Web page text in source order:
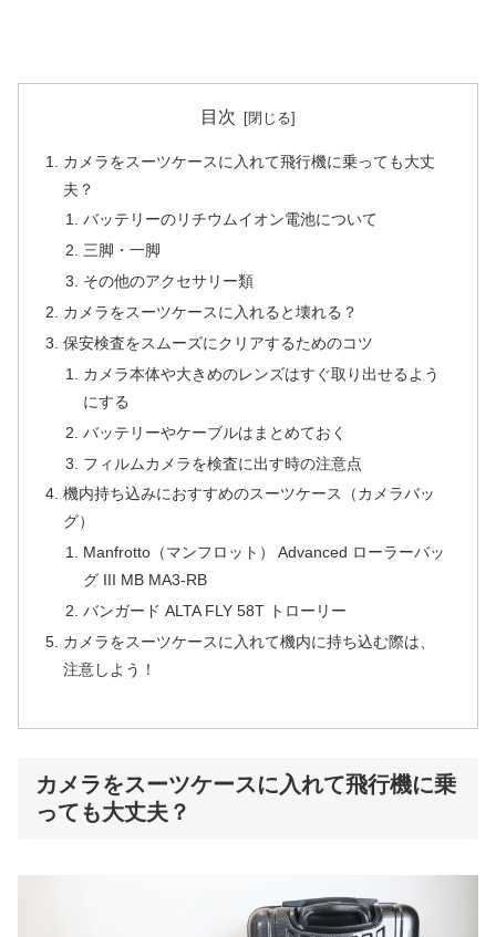
目次
カメラをスーツケースに入れて飛行機に乗っても大丈
夫？
バッテリーのリチウムイオン電池について
三脚・一脚
その他のアクセサリー類
カメラをスーツケースに入れると壊れる？
保安検査をスムーズにクリアするためのコツ
カメラ本体や大きめのレンズはすぐ取り出せるよう
にする
バッテリーやケーブルはまとめておく
フィルムカメラを検査に出す時の注意点
機内持ち込みにおすすめのスーツケース（カメラバッ
グ）
Manfrotto（マンフロット） Advanced ローラーバッ
グ III MB MA3-RB
バンガード ALTA FLY 58T トローリー
カメラをスーツケースに入れて機内に持ち込む際は、
注意しよう！
カメラをスーツケースに入れて飛行機に乗
っても大丈夫？